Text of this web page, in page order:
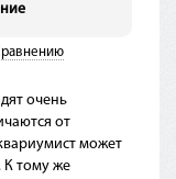
очень
от
может
К тому же